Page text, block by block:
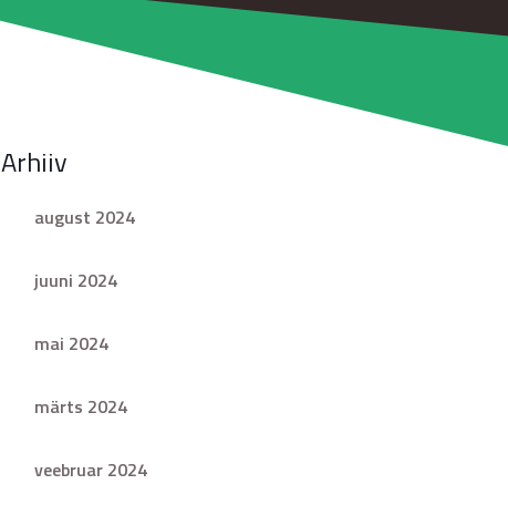
Arhiiv
august 2024
juuni 2024
mai 2024
märts 2024
veebruar 2024